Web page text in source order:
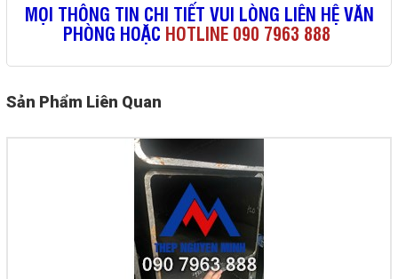
MỌI THÔNG TIN CHI TIẾT VUI LÒNG LIÊN HỆ VĂN
PHÒNG HOẶC HOTLINE 090 7963 888
Sản Phẩm Liên Quan